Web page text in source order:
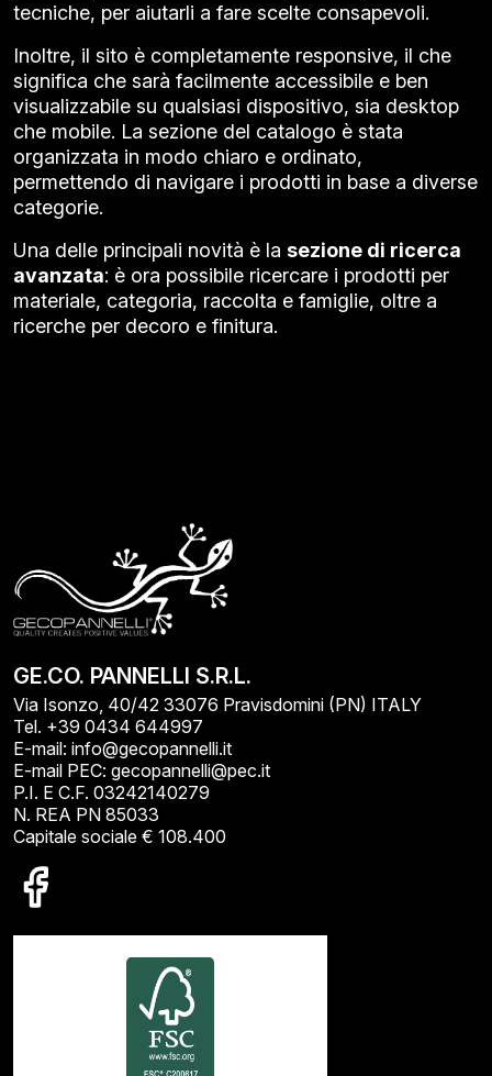
tecniche, per aiutarli a fare scelte consapevoli.
Inoltre, il sito è completamente responsive, il che
significa che sarà facilmente accessibile e ben
visualizzabile su qualsiasi dispositivo, sia desktop
che mobile. La sezione del catalogo è stata
organizzata in modo chiaro e ordinato,
permettendo di navigare i prodotti in base a diverse
categorie.
Una delle principali novità è la sezione di ricerca
avanzata: è ora possibile ricercare i prodotti per
materiale, categoria, raccolta e famiglie, oltre a
ricerche per decoro e finitura.
GE.CO. PANNELLI S.R.L.
Via Isonzo, 40/42 33076 Pravisdomini (PN) ITALY
Tel. +39 0434 644997
E-mail: info@gecopannelli.it
E-mail PEC: gecopannelli@pec.it
P.I. E C.F. 03242140279
N. REA PN 85033
Capitale sociale € 108.400